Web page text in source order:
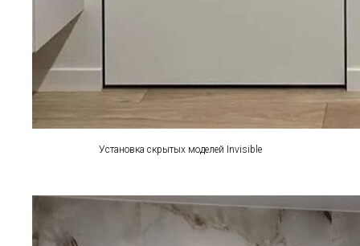
Установка скрытых моделей Invisible